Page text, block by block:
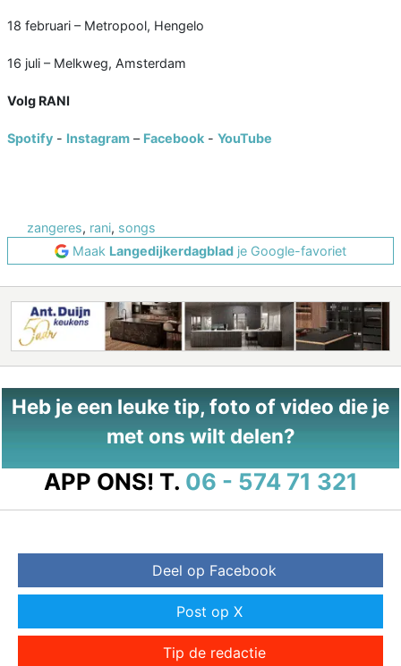
18 februari – Metropool, Hengelo
16 juli – Melkweg, Amsterdam
Volg RANI
Spotify - Instagram – Facebook - YouTube
zangeres, rani, songs
Maak Langedijkerdagblad je Google-favoriet
Heb je een leuke tip, foto of video die je
met ons wilt delen?
APP ONS! T. 06 - 574 71 321
Deel op Facebook
Post op X
Tip de redactie